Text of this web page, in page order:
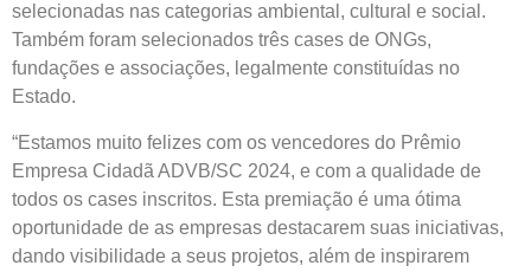
selecionadas nas categorias ambiental, cultural e social.
Também foram selecionados três cases de ONGs,
fundações e associações, legalmente constituídas no
Estado.
“Estamos muito felizes com os vencedores do Prêmio
Empresa Cidadã ADVB/SC 2024, e com a qualidade de
todos os cases inscritos. Esta premiação é uma ótima
oportunidade de as empresas destacarem suas iniciativas,
dando visibilidade a seus projetos, além de inspirarem